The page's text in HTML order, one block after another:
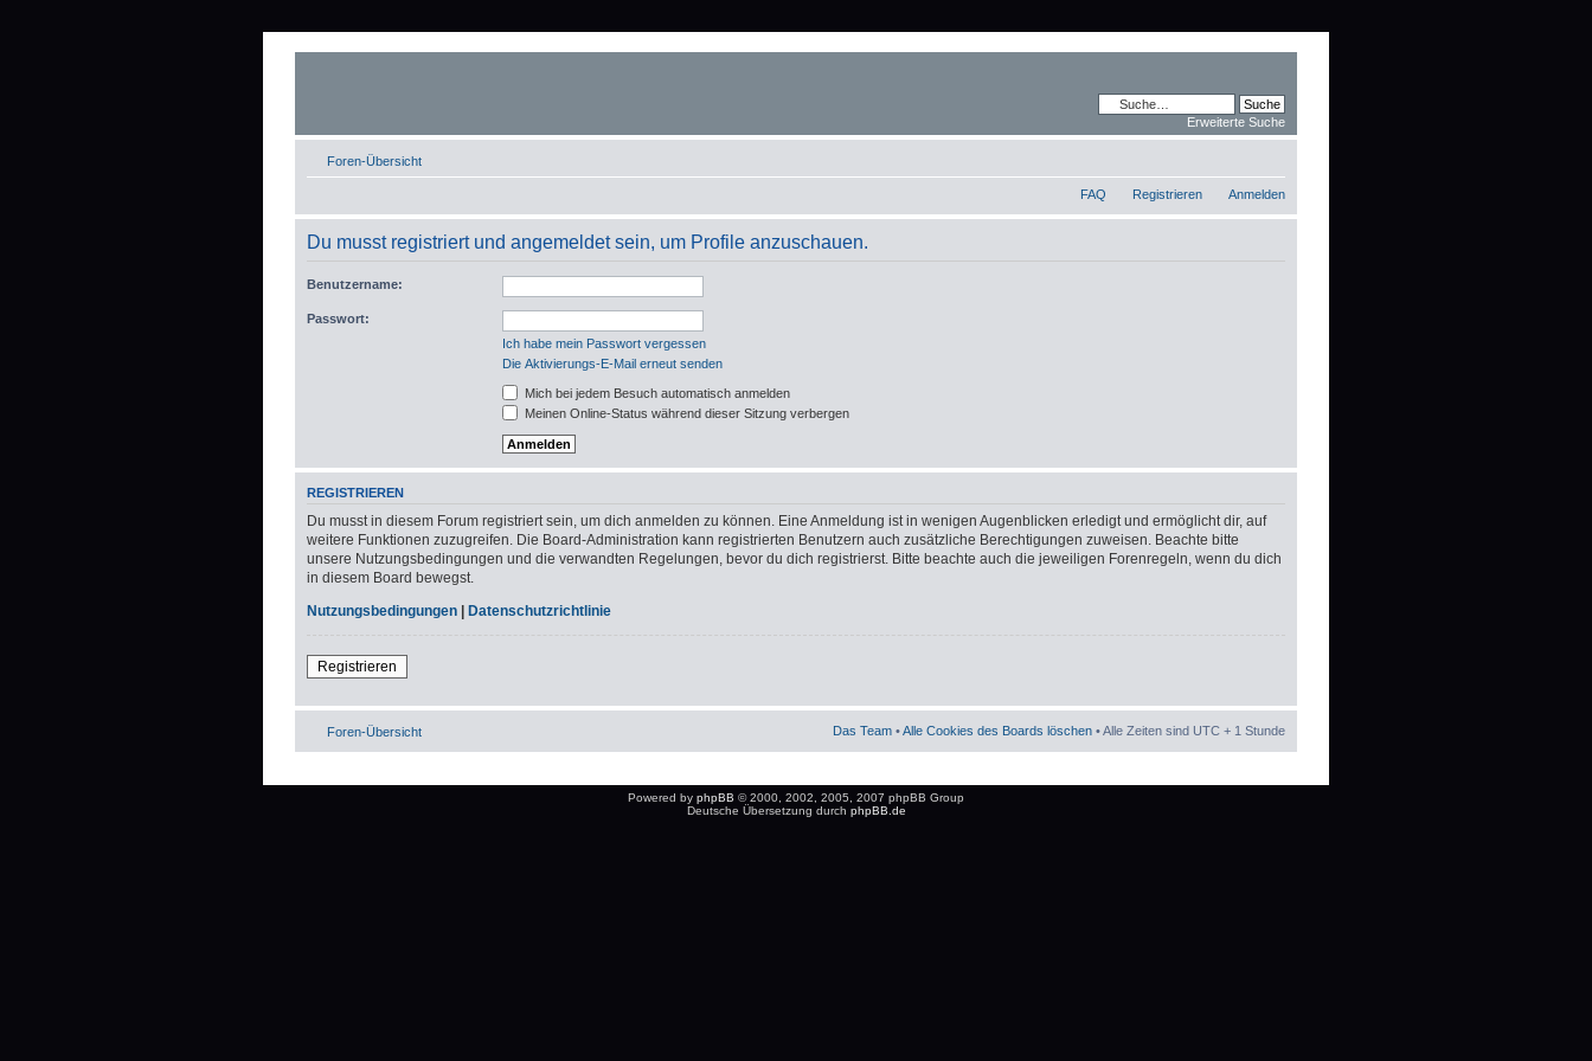
Erweiterte Suche
Foren-Übersicht
FAQ Registrieren Anmelden
Du musst registriert und angemeldet sein, um Profile anzuschauen.
Benutzername:
Passwort:
Ich habe mein Passwort vergessen
Die Aktivierungs-E-Mail erneut senden
Mich bei jedem Besuch automatisch anmelden
Meinen Online-Status während dieser Sitzung verbergen
REGISTRIEREN
Du musst in diesem Forum registriert sein, um dich anmelden zu können. Eine Anmeldung ist in wenigen Augenblicken erledigt und ermöglicht dir, auf
weitere Funktionen zuzugreifen. Die Board-Administration kann registrierten Benutzern auch zusätzliche Berechtigungen zuweisen. Beachte bitte
unsere Nutzungsbedingungen und die verwandten Regelungen, bevor du dich registrierst. Bitte beachte auch die jeweiligen Forenregeln, wenn du dich
in diesem Board bewegst.
Nutzungsbedingungen | Datenschutzrichtlinie
Registrieren
Foren-Übersicht Das Team •Alle Cookies des Boards löschen • Alle Zeiten sind UTC + 1 Stunde
Powered by phpBB © 2000, 2002, 2005, 2007 phpBB Group
Deutsche Übersetzung durch phpBB.de